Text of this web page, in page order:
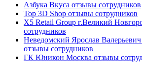
Азбука Вкуса отзывы сотрудников
Top 3D Shop отзывы сотрудников
X5 Retail Group г.Великий
сотрудников
Неведомский Ярослав
отзывы сотрудников
ГК Юникон Москва отзывы